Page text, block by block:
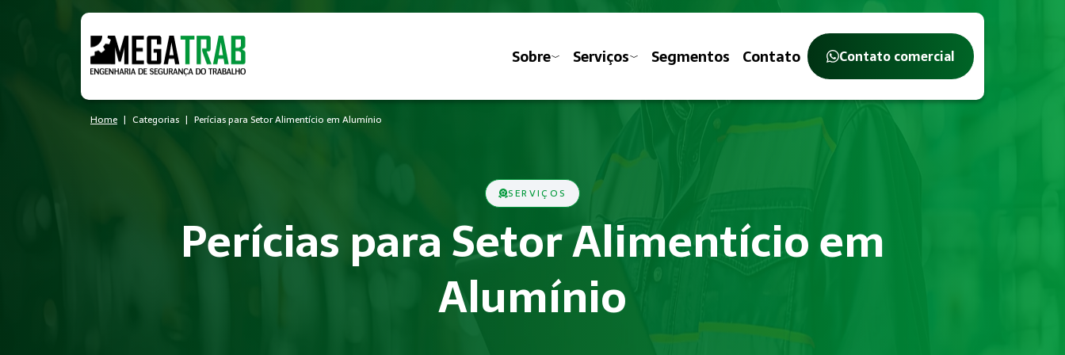
Sobre Serviços Segmentos Contato Contato comercial
Home Categorias Perícias para Setor Alimentício em Alumínio
SERVIÇOS
Perícias para Setor Alimentício em
Alumínio